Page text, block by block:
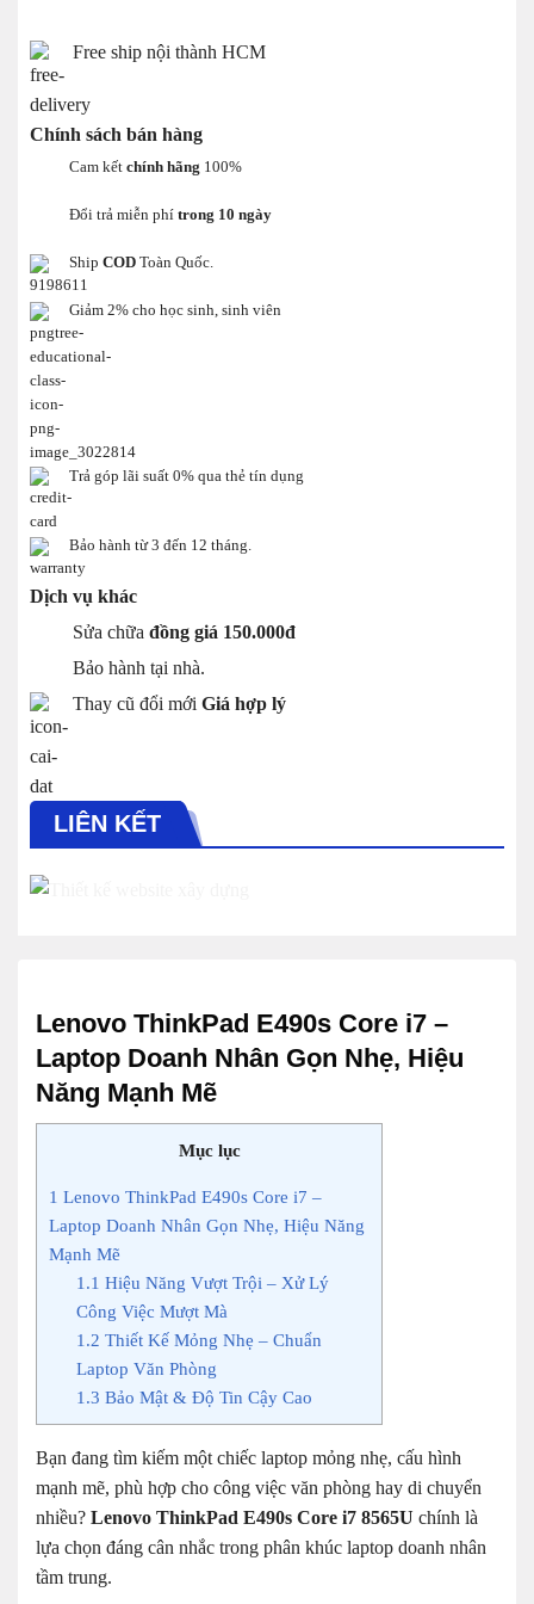
Free ship nội thành HCM
Chính sách bán hàng
Cam kết chính hãng 100%
Đổi trả miễn phí trong 10 ngày
Ship CODToàn Quốc.
Giảm 2% cho học sinh, sinh viên
Trả góp lãi suất 0% qua thẻ tín dụng
Bảo hành từ 3 đến 12 tháng.
Dịch vụ khác
Sửa chữa đồng giá 150.000đ
Bảo hành tại nhà.
Thay cũ đổi mới Giá hợp lý
LIÊN KẾT
Lenovo ThinkPad E490s Core i7 –
Laptop Doanh Nhân Gọn Nhẹ, Hiệu
Năng Mạnh Mẽ
Mục lục
1 Lenovo ThinkPad E490s Core i7 –
Laptop Doanh Nhân Gọn Nhẹ, Hiệu Năng
Mạnh Mẽ
1.1 Hiệu Năng Vượt Trội – Xử Lý
Công Việc Mượt Mà
1.2 Thiết Kế Mỏng Nhẹ – Chuẩn
Laptop Văn Phòng
1.3 Bảo Mật & Độ Tin Cậy Cao
Bạn đang tìm kiếm một chiếc laptop mỏng nhẹ, cấu hình
mạnh mẽ, phù hợp cho công việc văn phòng hay di chuyển
nhiều? Lenovo ThinkPad E490s Core i7 8565U chính là
lựa chọn đáng cân nhắc trong phân khúc laptop doanh nhân
tầm trung.